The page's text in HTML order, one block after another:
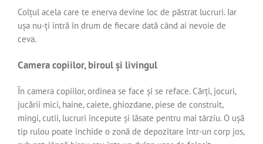
Colțul acela care te enerva devine loc de păstrat lucruri. Iar
ușa nu-ți intră în drum de fiecare dată când ai nevoie de
ceva.
Camera copiilor, biroul și livingul
În camera copiilor, ordinea se face și se reface. Cărți, jocuri,
jucării mici, haine, caiete, ghiozdane, piese de construit,
mingi, cutii, lucruri începute și lăsate pentru mai târziu. O ușă
tip rulou poate închide o zonă de depozitare într-un corp jos,